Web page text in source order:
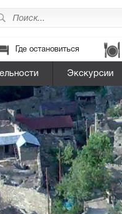
Где остановиться
Экскурсии